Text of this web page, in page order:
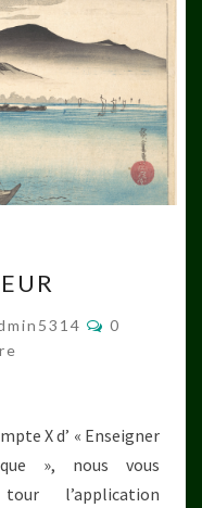
0
X d’ « Enseigner
», nous vous
l’application